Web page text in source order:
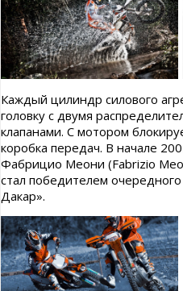
Каждый цилиндр силового
головку с двумя
клапанами. С мотором
коробка передач. В начале
Фабрицио Меони (Fabrizio
стал победителем
Дакар».